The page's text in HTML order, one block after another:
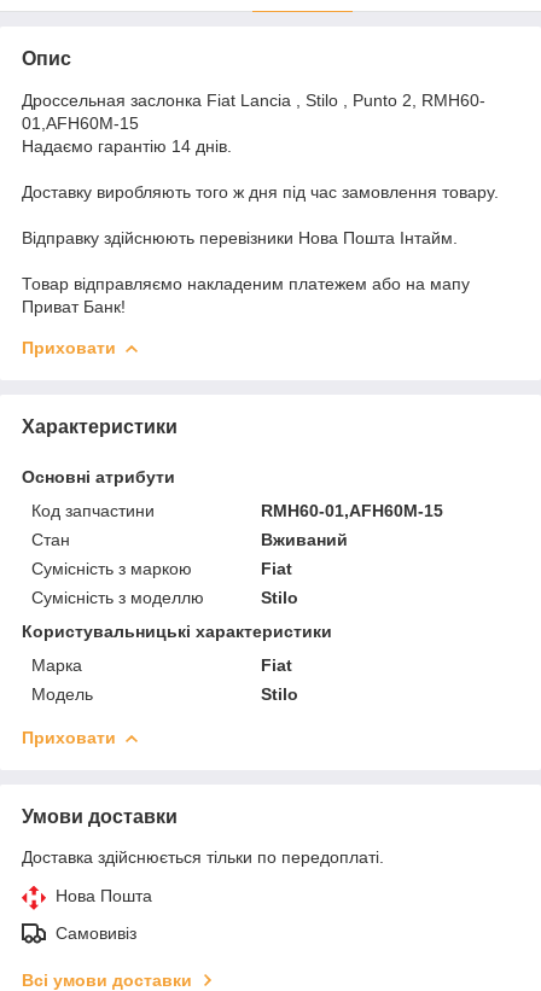
Опис
Дроссельная заслонка Fiat Lancia , Stilo , Punto 2, RMH60-
01,AFH60M-15
Надаємо гарантію 14 днів.
Доставку виробляють того ж дня під час замовлення товару.
Відправку здійснюють перевізники Нова Пошта Інтайм.
Товар відправляємо накладеним платежем або на мапу
Приват Банк!
Приховати
Характеристики
Основні атрибути
Код запчастини
RMH60-01,AFH60M-15
Стан
Вживаний
Сумісність з маркою
Fiat
Сумісність з моделлю
Stilo
Користувальницькі характеристики
Марка
Fiat
Модель
Stilo
Приховати
Умови доставки
Доставка здійснюється тільки по передоплаті.
Нова Пошта
Самовивіз
Всі умови доставки